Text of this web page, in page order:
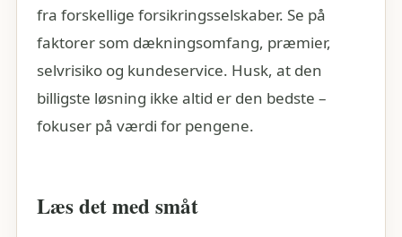
fra forskellige forsikringsselskaber. Se på
faktorer som dækningsomfang, præmier,
selvrisiko og kundeservice. Husk, at den
billigste løsning ikke altid er den bedste –
fokuser på værdi for pengene.
Læs det med småt